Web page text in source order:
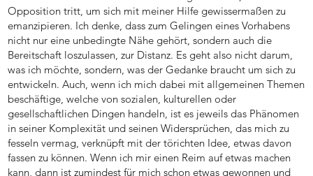
Opposition tritt, um sich mit meiner Hilfe gewissermaßen zu
emanzipieren. Ich denke, dass zum Gelingen eines Vorhabens
nicht nur eine unbedingte Nähe gehört, sondern auch die
Bereitschaft loszulassen, zur Distanz. Es geht also nicht darum,
was ich möchte, sondern, was der Gedanke braucht um sich zu
entwickeln. Auch, wenn ich mich dabei mit allgemeinen Themen
beschäftige, welche von sozialen, kulturellen oder
gesellschaftlichen Dingen handeln, ist es jeweils das Phänomen
in seiner Komplexität und seinen Widersprüchen, das mich zu
fesseln vermag, verknüpft mit der törichten Idee, etwas davon
fassen zu können. Wenn ich mir einen Reim auf etwas machen
kann, dann ist zumindest für mich schon etwas gewonnen und